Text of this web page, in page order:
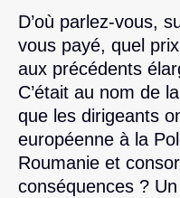
D’où parlez-vous,
vous payé, quel
aux précédents
C’était au nom de
que les dirigeants
européenne à la
Roumanie et
conséquences ?